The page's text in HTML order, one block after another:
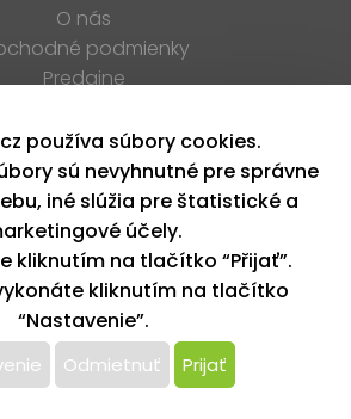
O nás
podmienky
Predajne
K stiahnutiu
Blog
Kontakt
Kariéra
XML feed
paper s. r. o. | Všetky práva vyhradené
design by MFP
k poskytovaniu služieb,
používa súbory cookies.
sú nevyhnutné pre správne
iné slúžia pre štatistické a
účely.
kliknutím na tlačítko “Přijať”.
kliknutím na tlačítko
“Nastavenie”.
Odmietnuť Prijať